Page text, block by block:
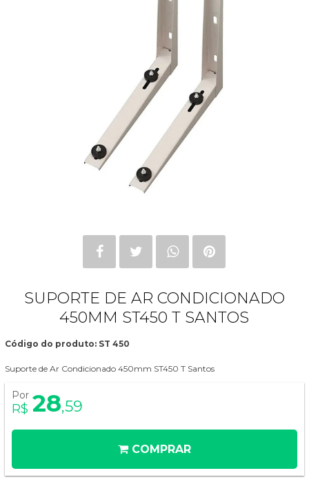
SUPORTE DE AR CONDICIONADO
450MM ST450 T SANTOS
Código do produto: ST 450
Suporte de Ar Condicionado 450mm ST450 T Santos
Por
R$ 28,59
COMPRAR